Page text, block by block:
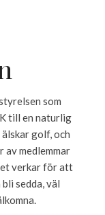
som
till en naturlig
golf, och
medlemmar
verkar för att
sedda, väl